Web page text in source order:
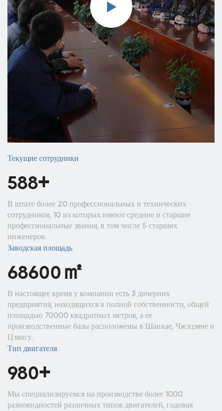
Текущие сотрудники
600+
В штате более 20 профессиональных и технических
сотрудников, 10 из которых имеют средние и старшие
профессиональные звания, в том числе 5 старших
инженеров.
Заводская площадь
70000 ㎡
В настоящее время у компании есть 3 дочерних
предприятия, находящихся в полной собственности, общей
площадью 70000 квадратных метров, а ее
производственные базы расположены в Шанхае, Чжэцзяне и
Цзянсу.
Тип двигателя
1000+
Мы специализируемся на производстве более 1000
разновидностей различных типов двигателей, годовая